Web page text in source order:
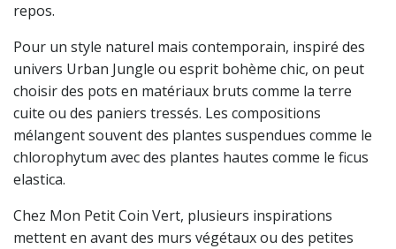
repos.
Pour un style naturel mais contemporain, inspiré des
univers Urban Jungle ou esprit bohème chic, on peut
choisir des pots en matériaux bruts comme la terre
cuite ou des paniers tressés. Les compositions
mélangent souvent des plantes suspendues comme le
chlorophytum avec des plantes hautes comme le ficus
elastica.
Chez Mon Petit Coin Vert, plusieurs inspirations
mettent en avant des murs végétaux ou des petites